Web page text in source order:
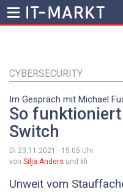
Inhalt
CYBERSECURITY
Im Gespräch mit Michael
So funktioniert
Switch
Di 23.11.2021 - 15:05 Uhr
von Silja Anders und kfi
Unweit vom